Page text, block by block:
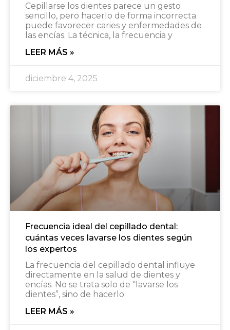
Cepillarse los dientes parece un gesto
sencillo, pero hacerlo de forma incorrecta
puede favorecer caries y enfermedades de
las encías. La técnica, la frecuencia y
LEER MÁS »
diciembre 4, 2025
Frecuencia ideal del cepillado dental:
cuántas veces lavarse los dientes según
los expertos
La frecuencia del cepillado dental influye
directamente en la salud de dientes y
encías. No se trata solo de “lavarse los
dientes”, sino de hacerlo
LEER MÁS »